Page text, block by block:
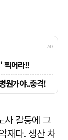
사 갈등에 그
재다. 생산 차